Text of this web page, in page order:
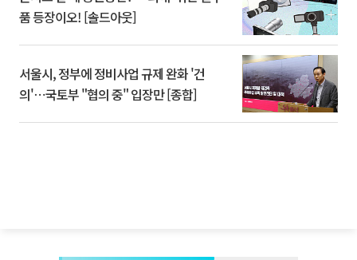
품 등장이오! [솔드아웃]
서울시, 정부에 정비사업 규제 완화 '건
의'⋯국토부 "협의 중" 입장만 [종합]